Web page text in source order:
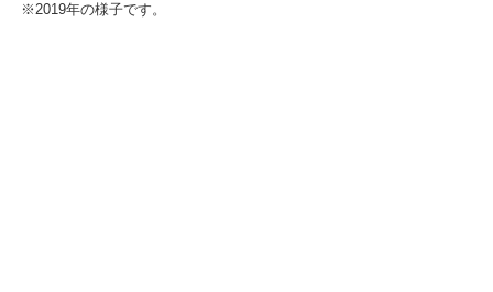
※2019年の様子です。